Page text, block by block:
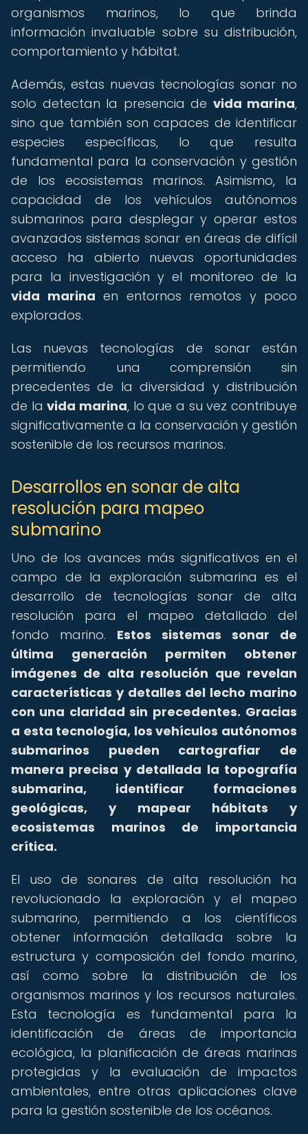
organismos marinos, lo que brinda
información invaluable sobre su distribución,
comportamiento y hábitat.
Además, estas nuevas tecnologías sonar no
solo detectan la presencia de vida marina,
sino que también son capaces de identificar
especies específicas, lo que resulta
fundamental para la conservación y gestión
de los ecosistemas marinos. Asimismo, la
capacidad de los vehículos autónomos
submarinos para desplegar y operar estos
avanzados sistemas sonar en áreas de difícil
acceso ha abierto nuevas oportunidades
para la investigación y el monitoreo de la
vida marina en entornos remotos y poco
explorados.
Las nuevas tecnologías de sonar están
permitiendo una comprensión sin
precedentes de la diversidad y distribución
de lavida marina, lo que a su vez contribuye
significativamente a la conservación y gestión
sostenible de los recursos marinos.
Desarrollos en sonar de alta
resolución para mapeo
submarino
Uno de los avances más significativos en el
campo de la exploración submarina es el
desarrollo de tecnologías sonar de alta
resolución para el mapeo detallado del
fondo marino. Estos sistemas sonar de
última generación permiten obtener
imágenes de alta resolución que revelan
características y detalles del lecho marino
con una claridad sin precedentes. Gracias
a esta tecnología, los vehículos autónomos
submarinos pueden cartografiar de
manera precisa y detallada la topografía
submarina, identificar formaciones
geológicas, y mapear hábitats y
ecosistemas marinos de importancia
crítica.
El uso de sonares de alta resolución ha
revolucionado la exploración y el mapeo
submarino, permitiendo a los científicos
obtener información detallada sobre la
estructura y composición del fondo marino,
así como sobre la distribución de los
organismos marinos y los recursos naturales.
Esta tecnología es fundamental para la
identificación de áreas de importancia
ecológica, la planificación de áreas marinas
protegidas y la evaluación de impactos
ambientales, entre otras aplicaciones clave
para la gestión sostenible de los océanos.